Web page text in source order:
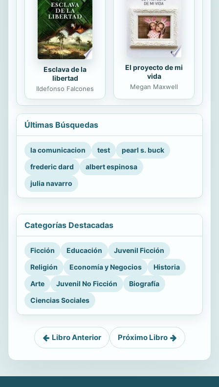
Esclava de la
libertad
Ildefonso Falcones
El proyecto de mi
vida
Megan Maxwell
Últimas Búsquedas
la comunicacion test
pearl s. buck
frederic dard
albert espinosa
julia navarro
Categorías Destacadas
Ficción Educación
Juvenil Ficción
Religión
Economía y Negocios
Historia
Arte
Juvenil No Ficción
Biografía
Ciencias Sociales
Libro Anterior Próximo Libro